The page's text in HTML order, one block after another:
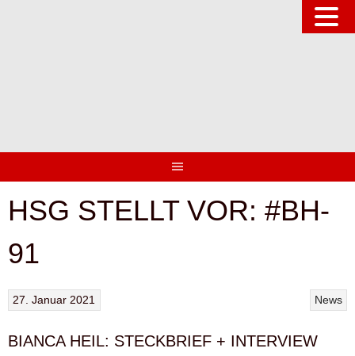
HSG STELLT VOR: #BH-
91
News
27. Januar 2021
BIANCA HEIL: STECKBRIEF + INTERVIEW